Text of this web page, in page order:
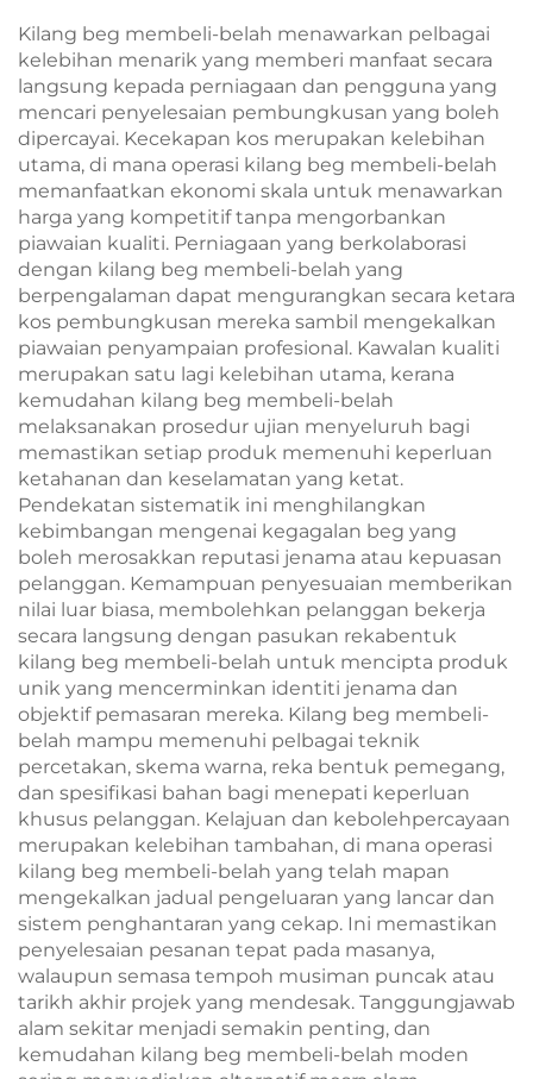
Mesra Alam Sekitar &
Tahan Lama
Kilang beg membeli-belah menawarkan pelbagai
kelebihan menarik yang memberi manfaat secara
langsung kepada perniagaan dan pengguna yang
mencari penyelesaian pembungkusan yang boleh
dipercayai. Kecekapan kos merupakan kelebihan
utama, di mana operasi kilang beg membeli-belah
memanfaatkan ekonomi skala untuk menawarkan
harga yang kompetitif tanpa mengorbankan
piawaian kualiti. Perniagaan yang berkolaborasi
dengan kilang beg membeli-belah yang
berpengalaman dapat mengurangkan secara ketara
kos pembungkusan mereka sambil mengekalkan
piawaian penyampaian profesional. Kawalan kualiti
merupakan satu lagi kelebihan utama, kerana
kemudahan kilang beg membeli-belah
melaksanakan prosedur ujian menyeluruh bagi
memastikan setiap produk memenuhi keperluan
ketahanan dan keselamatan yang ketat.
Pendekatan sistematik ini menghilangkan
kebimbangan mengenai kegagalan beg yang
boleh merosakkan reputasi jenama atau kepuasan
pelanggan. Kemampuan penyesuaian memberikan
nilai luar biasa, membolehkan pelanggan bekerja
secara langsung dengan pasukan rekabentuk
kilang beg membeli-belah untuk mencipta produk
unik yang mencerminkan identiti jenama dan
objektif pemasaran mereka. Kilang beg membeli-
belah mampu memenuhi pelbagai teknik
percetakan, skema warna, reka bentuk pemegang,
dan spesifikasi bahan bagi menepati keperluan
khusus pelanggan. Kelajuan dan kebolehpercayaan
merupakan kelebihan tambahan, di mana operasi
kilang beg membeli-belah yang telah mapan
mengekalkan jadual pengeluaran yang lancar dan
sistem penghantaran yang cekap. Ini memastikan
penyelesaian pesanan tepat pada masanya,
walaupun semasa tempoh musiman puncak atau
tarikh akhir projek yang mendesak. Tanggungjawab
alam sekitar menjadi semakin penting, dan
kemudahan kilang beg membeli-belah moden